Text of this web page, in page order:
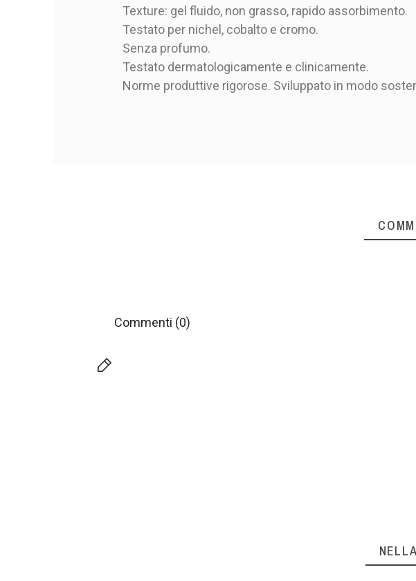
Texture: gel fluido, non grasso, rapido assorbimento.
Testato per nichel, cobalto e cromo.
Senza profumo.
Testato dermatologicamente e clinicamente.
Norme produttive rigorose. Sviluppato in modo
Commenti (0)